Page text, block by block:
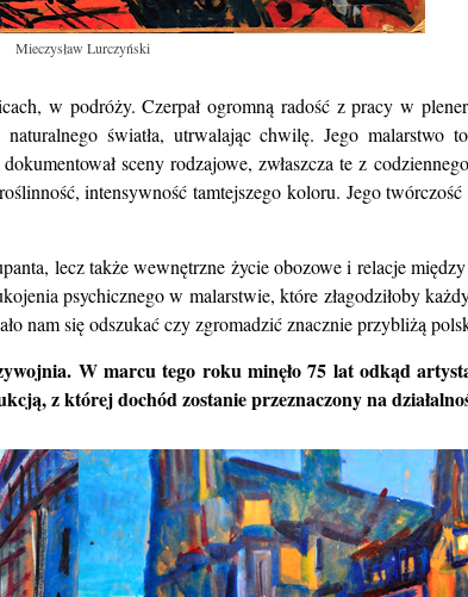
Mieczysław Lurczyński
w podróży. Czerpał ogromną radość z pracy w
światła, utrwalając chwilę.Jego malarstwo
sceny rodzajowe, zwłaszczate z
intensywność tamtejszego koloru. Jego
lecz także wewnętrzne życie obozowei relacje
psychicznego w malarstwie, które złagodziłoby
nam się odszukać czy zgromadzić znacznieprzybliżą
W marcu tego roku minęło 75 lat odkąd
z której dochód zostanieprzeznaczony na